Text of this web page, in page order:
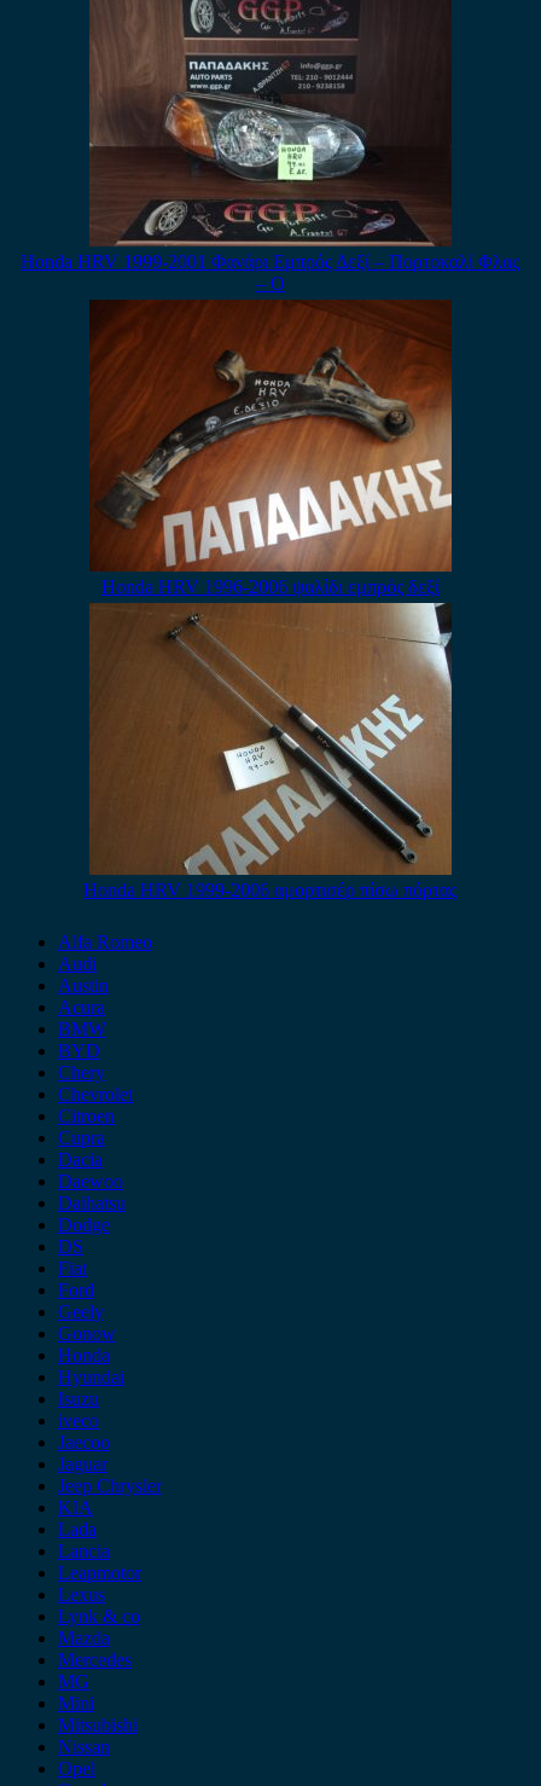
Honda HRV 1999-2001 Φανάρι Εμπρός Δεξί – Πορτοκαλί Φλας
– Ο
Honda HRV 1996-2006 ψαλίδι εμπρός δεξί
Honda HRV 1999-2006 αμορτισέρ πίσω πόρτας
Alfa Romeo
Audi
Austin
Acura
BMW
BYD
Chery
Chevrolet
Citroen
Cupra
Dacia
Daewoo
Daihatsu
Dodge
DS
Fiat
Ford
Geely
Gonow
Honda
Hyundai
Isuzu
iveco
Jaecoo
Jaguar
Jeep Chrysler
KIA
Lada
Lancia
Leapmotor
Lexus
Lynk & co
Mazda
Mercedes
MG
Mini
Mitsubishi
Nissan
Opel